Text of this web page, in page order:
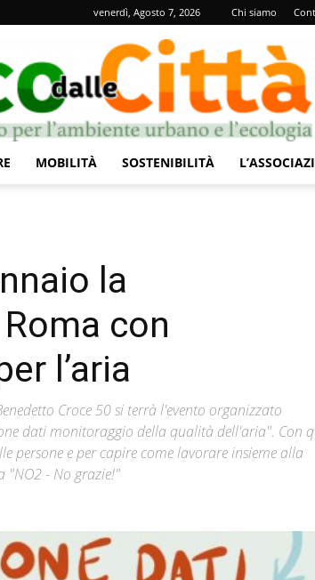
venerdì, Agosto 7, 2026 Chi siamo
Città
MOBILITÀ SOSTENIBILITÀ
la
con
l’aria
Croce 50 si terrà l'evento organizzato
dati monitoraggio della qualità dell'aria". Con
persone e per capire come lavorare insieme alla
"NO2 - No grazie!"